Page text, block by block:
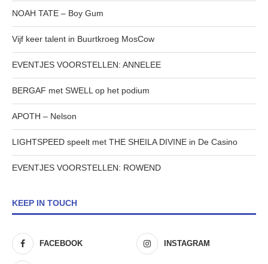
NOAH TATE – Boy Gum
Vijf keer talent in Buurtkroeg MosCow
EVENTJES VOORSTELLEN: ANNELEE
BERGAF met SWELL op het podium
APOTH – Nelson
LIGHTSPEED speelt met THE SHEILA DIVINE in De Casino
EVENTJES VOORSTELLEN: ROWEND
KEEP IN TOUCH
FACEBOOK INSTAGRAM